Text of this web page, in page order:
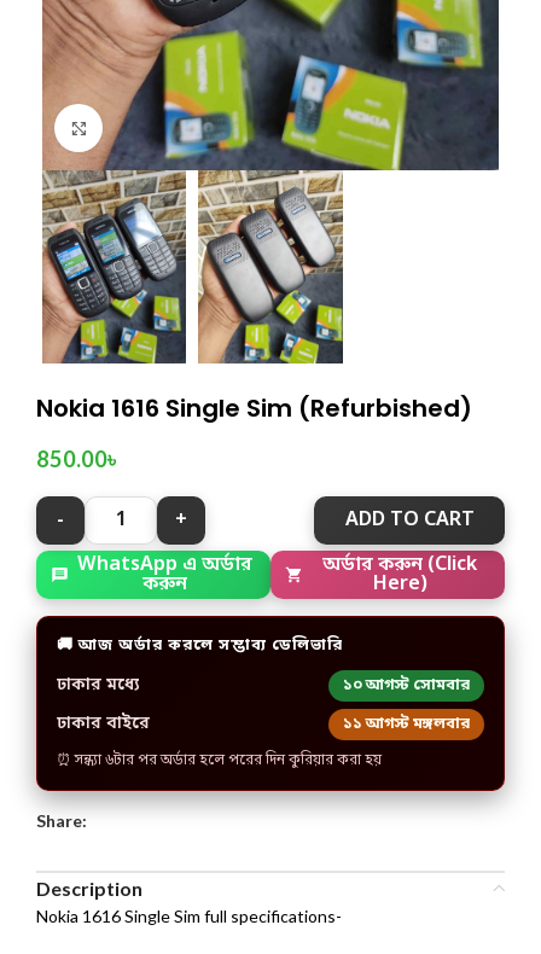
Click to enlarge
Nokia 1616 Single Sim (Refurbished)
850.00৳
ADD TO CART
WhatsApp এ অর্ডার
করুন
অর্ডার করুন (Click
Here)
🚚 আজ অর্ডার করলে সম্ভাব্য ডেলিভারি
ঢাকার মধ্যে ১০ আগস্ট সোমবার
ঢাকার বাইরে ১১ আগস্ট মঙ্গলবার
⏰ সন্ধ্যা ৬টার পর অর্ডার হলে পরের দিন কুরিয়ার করা হয়
Share:
Description
Nokia 1616 Single Sim full specifications-